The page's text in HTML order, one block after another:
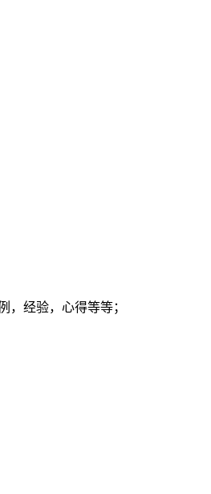
，经验，心得等等；